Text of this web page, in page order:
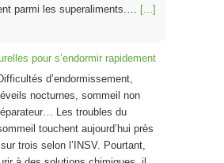
parmi les superaliments.… [...]
pour s’endormir rapidement
d’endormissement,
nocturnes, sommeil non
Les troubles du
touchent aujourd’hui près
trois selon l’INSV. Pourtant,